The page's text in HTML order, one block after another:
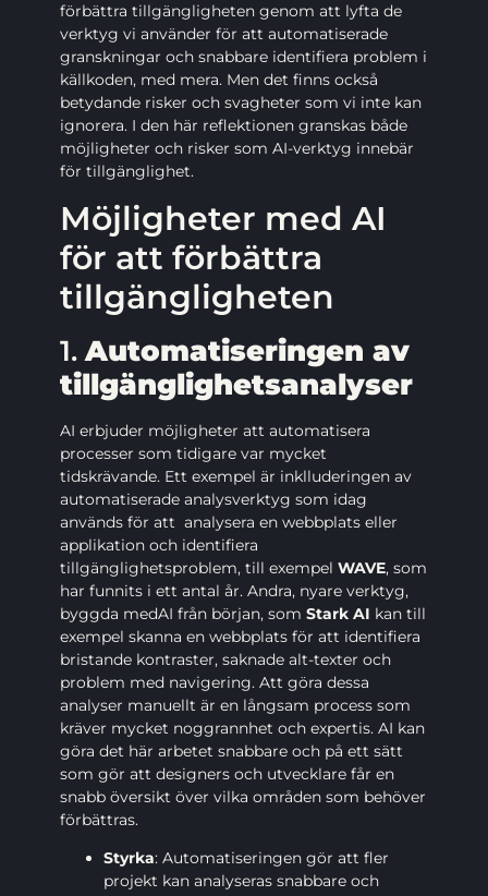
förbättra tillgängligheten genom att lyfta de
verktyg vi använder för att automatiserade
granskningar och snabbare identifiera problem i
källkoden, med mera. Men det finns också
betydande risker och svagheter som vi inte kan
ignorera. I den här reflektionen granskas både
möjligheter och risker som AI-verktyg innebär
för tillgänglighet.
Möjligheter med AI
för att förbättra
tillgängligheten
1.Automatiseringen av
tillgänglighetsanalyser
AI erbjuder möjligheter att automatisera
processer som tidigare var mycket
tidskrävande. Ett exempel är inklluderingen av
automatiserade analysverktyg som idag
används för att analysera en webbplats eller
applikation och identifiera
tillgänglighetsproblem, till exempel WAVE, som
har funnits i ett antal år. Andra, nyare verktyg,
byggda medAI från början, som Stark AI kan till
exempel skanna en webbplats för att identifiera
bristande kontraster, saknade alt-texter och
problem med navigering. Att göra dessa
analyser manuellt är en långsam process som
kräver mycket noggrannhet och expertis. AI kan
göra det här arbetet snabbare och på ett sätt
som gör att designers och utvecklare får en
snabb översikt över vilka områden som behöver
förbättras.
Styrka: Automatiseringen gör att fler
projekt kan analyseras snabbare och